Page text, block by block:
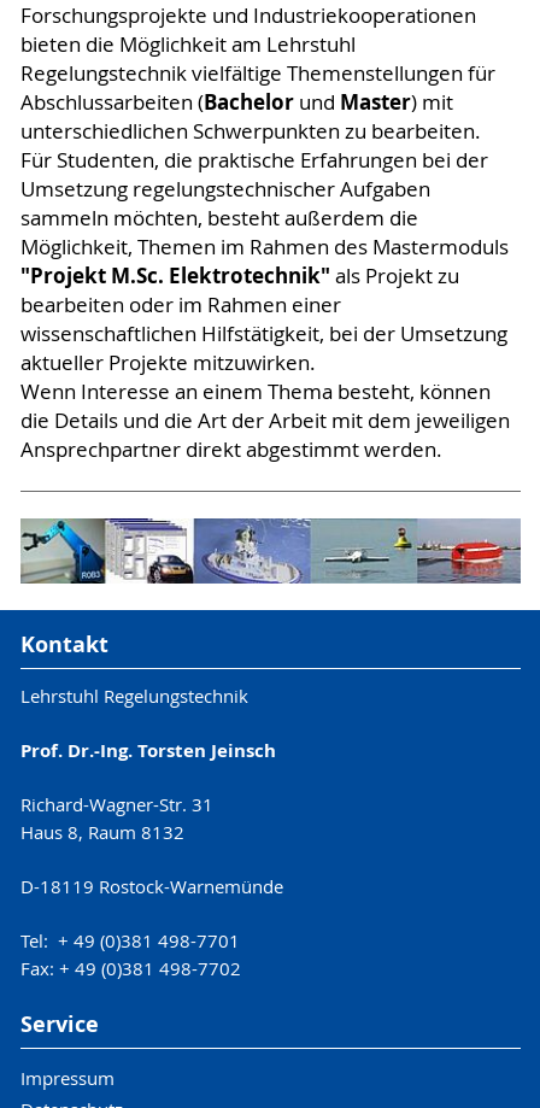
Forschungsprojekte und Industriekooperationen
bieten die Möglichkeit am Lehrstuhl
Regelungstechnik vielfältige Themenstellungen für
Abschlussarbeiten (Bachelorund Master) mit
unterschiedlichen Schwerpunkten zu bearbeiten.
Für Studenten, die praktische Erfahrungen bei der
Umsetzung regelungstechnischer Aufgaben
sammeln möchten, besteht außerdem die
Möglichkeit, Themen im Rahmen des Mastermoduls
"Projekt M.Sc. Elektrotechnik" als Projekt zu
bearbeiten oder im Rahmen einer
wissenschaftlichen Hilfstätigkeit, bei der Umsetzung
aktueller Projekte mitzuwirken.
Wenn Interesse an einem Thema besteht, können
die Details und die Art der Arbeit mit dem jeweiligen
Ansprechpartner direkt abgestimmt werden.
Kontakt
Lehrstuhl Regelungstechnik
Prof. Dr.-Ing. Torsten Jeinsch
Richard-Wagner-Str. 31
Haus 8, Raum 8132
D-18119 Rostock-Warnemünde
Tel: + 49 (0)381 498-7701
Fax: + 49 (0)381 498-7702
Service
Impressum